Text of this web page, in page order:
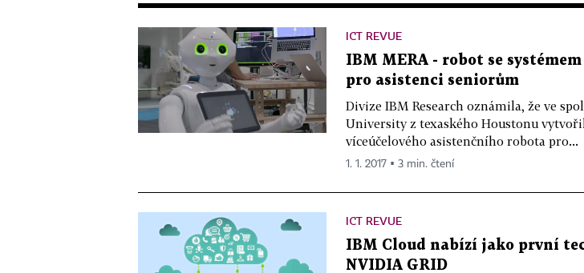
ICT REVUE
IBM MERA - robot se
pro asistenci seniorům
Divize IBM Research oznámila, že ve
University z texaského Houstonu
víceúčelového asistenčního robota pro...
1. 1. 2017 ▪ 3 min. čtení
ICT REVUE
IBM Cloud nabízí jako první
NVIDIA GRID